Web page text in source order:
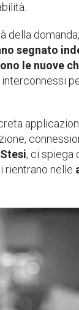
della
segnato
le nuove
, ci spiega
rientrano nelle